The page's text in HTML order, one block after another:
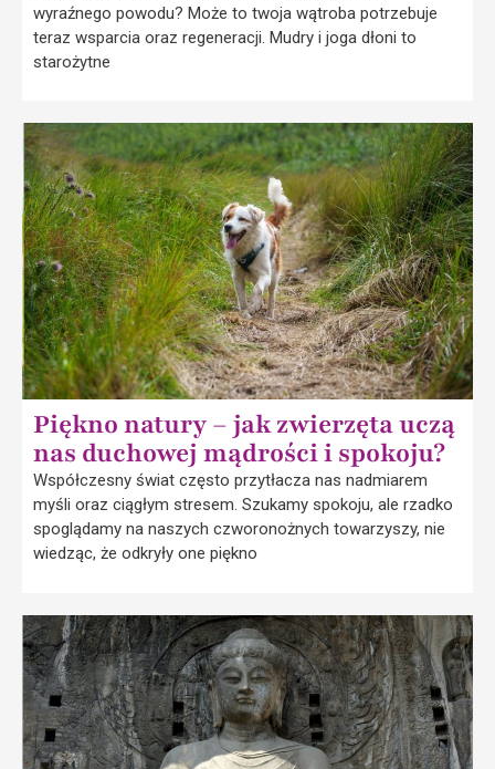
wyraźnego powodu? Może to twoja wątroba potrzebuje
teraz wsparcia oraz regeneracji. Mudry i joga dłoni to
starożytne
Piękno natury – jak zwierzęta uczą
nas duchowej mądrości i spokoju?
Współczesny świat często przytłacza nas nadmiarem
myśli oraz ciągłym stresem. Szukamy spokoju, ale rzadko
spoglądamy na naszych czworonożnych towarzyszy, nie
wiedząc, że odkryły one piękno